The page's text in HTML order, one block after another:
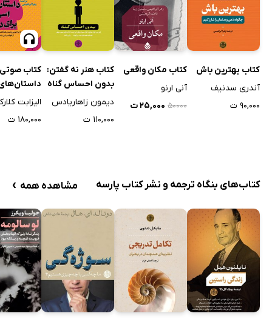
کتاب بهترین باش
آندری سدنیف
۹۰,۰۰۰ ت
کتاب مکان واقعی
آنی ارنو
۵۰۰۰۰ ۲۵,۰۰۰ ت
کتاب هنر نه گفتن:
بدون احساس گناه
دیمون زاهاریادس
۱۱۰,۰۰۰ ت
کتاب صوتی
اسرارآمیز
الیزابت
۱۸۰,۰۰۰ ت
کتاب‌های بنگاه ترجمه و نشر کتاب پارسه مشاهده همه ›